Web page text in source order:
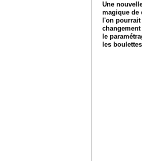
Une
magique de
l'on
le
les